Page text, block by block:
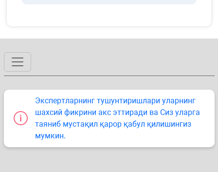
Экспертларнинг тушунтиришлари уларнинг
шахсий фикрини акс эттиради ва Сиз уларга
таяниб мустақил қарор қабул қилишингиз
мумкин.